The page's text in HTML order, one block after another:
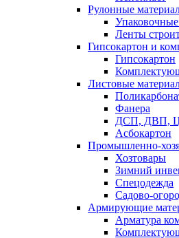
Рулонные
Ленты
Гипсокартон и
Гипсокартон
Листовые
Фанера
ДСП, ДВП,
Асбокартон
Промышленно-
Хозтовары
Зимний
Спецодежда
Садово-
Армирующие
Арматура